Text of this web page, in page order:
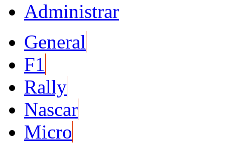
Administrar
General
F1
Rally
Nascar
Micro